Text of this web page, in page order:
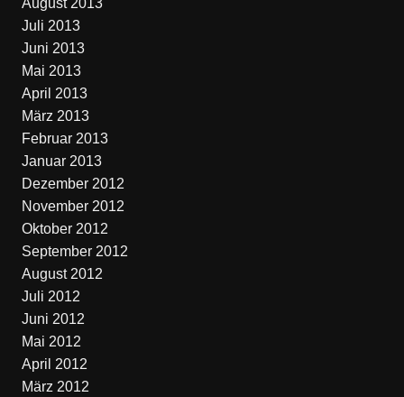
August 2013
Juli 2013
Juni 2013
Mai 2013
April 2013
März 2013
Februar 2013
Januar 2013
Dezember 2012
November 2012
Oktober 2012
September 2012
August 2012
Juli 2012
Juni 2012
Mai 2012
April 2012
März 2012